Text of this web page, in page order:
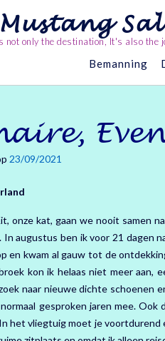
Mustang
not only the destination, It's also the
Bemanning
23/09/2021
onze kat, gaan we nooit samen
In augustus ben ik voor 21 dagen
en kwam al gauw tot de
kon ik helaas niet meer aan,
naar nieuwe dichte schoenen
gesproken jaren mee.
het vliegtuig moet je voortdurend